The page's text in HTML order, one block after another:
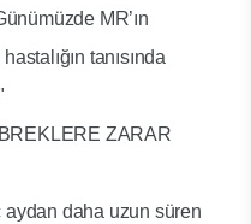
MR’ın
tanısında
ZARAR
daha uzun süren